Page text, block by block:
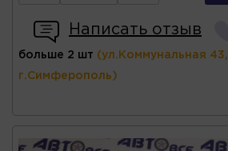
Написать отзыв
больше 2 шт (ул.Коммунальная 43,
г.Симферополь)